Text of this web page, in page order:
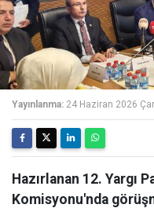
Yayınlanma: 24 Haziran 2026
Hazırlanan 12. Yargı
Komisyonu'nda